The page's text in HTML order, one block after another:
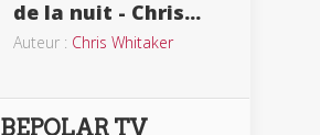
de la nuit - Chris...
Auteur : Chris Whitaker
BEPOLAR TV